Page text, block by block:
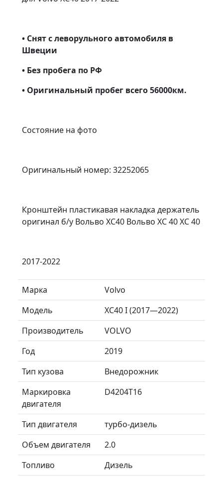
• Снят с леворульного автомобиля в
Швеции
• Без пробега по РФ
• Оригинальный пробег всего 56000км.
Состояние на фото
Оригинальный номер: 32252065
Кронштейн пластикавая накладка держатель
оригинал б/у Вольво ХС40 Вольво XC 40 ХС 40
2017-2022
Марка
Volvo
Модель
XC40 I (2017—2022)
Производитель
VOLVO
Год
2019
Тип кузова
Внедорожник
Маркировка
двигателя
D4204T16
Тип двигателя
турбо-дизель
Объем двигателя
2.0
Топливо
Дизель